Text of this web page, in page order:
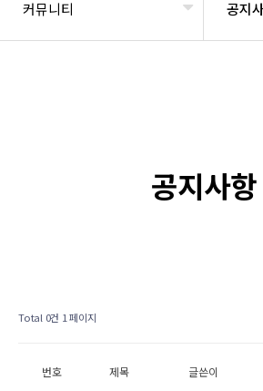
커뮤니티 공지
공지사항
Total 0건 1 페이지
번호 제목 글쓴이